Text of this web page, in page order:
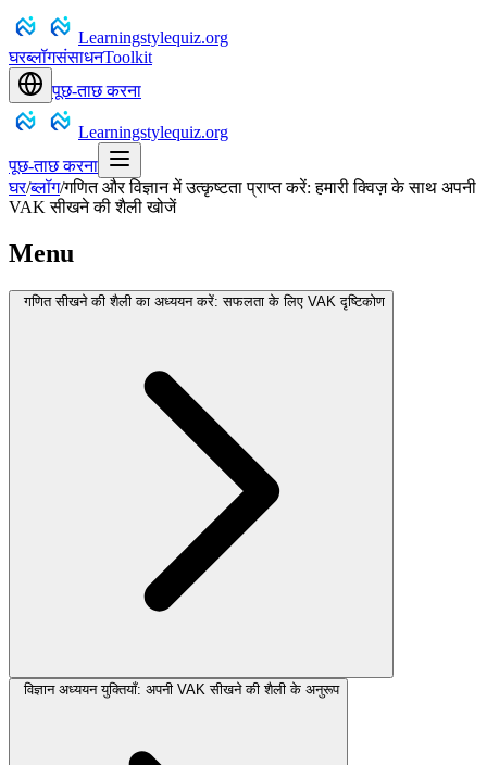
Learningstylequiz.org
घरब्लॉगसंसाधनToolkit
पूछ-ताछ करना
Learningstylequiz.org
पूछ-ताछ करना
घर/ब्लॉग/गणित और विज्ञान में उत्कृष्टता प्राप्त करें: हमारी क्विज़ के साथ अपनी
VAK सीखने की शैली खोजें
Menu
गणित सीखने की शैली का अध्ययन करें: सफलता के लिए VAK दृष्टिकोण
विज्ञान अध्ययन युक्तियाँ: अपनी VAK सीखने की शैली के अनुरूप